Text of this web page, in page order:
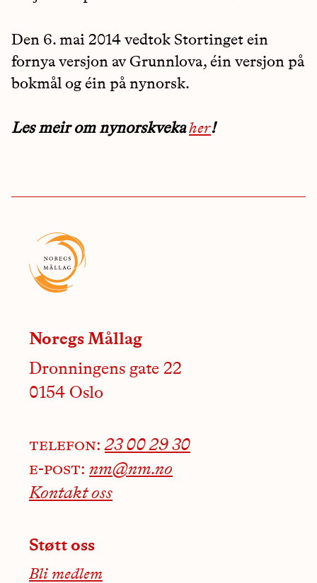
Den 6. mai 2014 vedtok Stortinget ein
fornya versjon av Grunnlova, éin versjon på
bokmål og éin på nynorsk.
Les meir om nynorskvekaher!
Noregs Mållag
Dronningens gate 22
0154 Oslo
telefon:23 00 29 30
e-post: nm@nm.no
Kontakt oss
Støtt oss
Bli medlem